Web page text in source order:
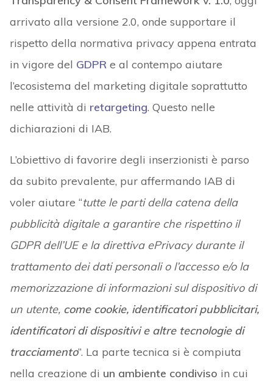
arrivato alla versione 2.0, onde supportare il
rispetto della normativa privacy appena entrata
in vigore del GDPRe al contempo aiutare
l’ecosistema del marketing digitale soprattutto
nelle attività di retargeting. Questo nelle
dichiarazioni di IAB.
L’obiettivo di favorire degli inserzionisti è parso
da subito prevalente, pur affermando IAB di
voler aiutare “tutte le parti della catena della
pubblicità digitale a garantire che rispettino il
GDPR dell’UE e la direttiva ePrivacy durante il
trattamento dei dati personali o l’accesso e/o la
memorizzazione di informazioni sul dispositivo di
un utente, come cookie, identificatori pubblicitari,
identificatori di dispositivi e altre tecnologie di
tracciamento”. La parte tecnica si è compiuta
nella creazione di un ambiente condiviso in cui